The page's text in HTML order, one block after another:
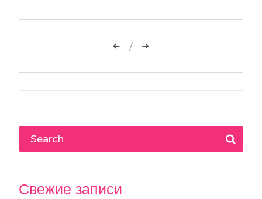
Навигация
по
Свежие записи